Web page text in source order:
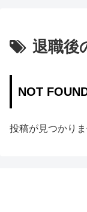
退職後
NOT
投稿が見つかりま